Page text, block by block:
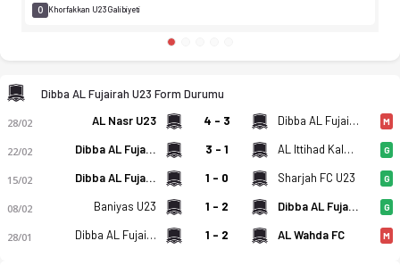
0 Khorfakkan U23 Galibiyeti
Dibba AL Fujairah U23 Form Durumu
28/02 AL Nasr U23 4 - 3 Dibba AL Fujairah U23 M
22/02 Dibba AL Fujairah U23 3 - 1 AL Ittihad Kalba U23 G
15/02 Dibba AL Fujairah U23 1 - 0 Sharjah FC U23 G
08/02 Baniyas U23 1 - 2 Dibba AL Fujairah U23 G
28/01 Dibba AL Fujairah U23 1 - 2 AL Wahda FC M